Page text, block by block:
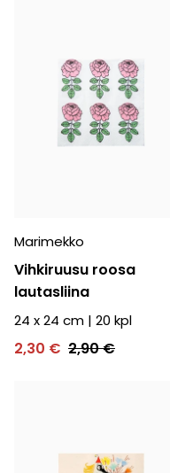
Marimekko
Vihkiruusu roosa
lautasliina
24 x 24 cm | 20 kpl
2,30 € 2,90 €